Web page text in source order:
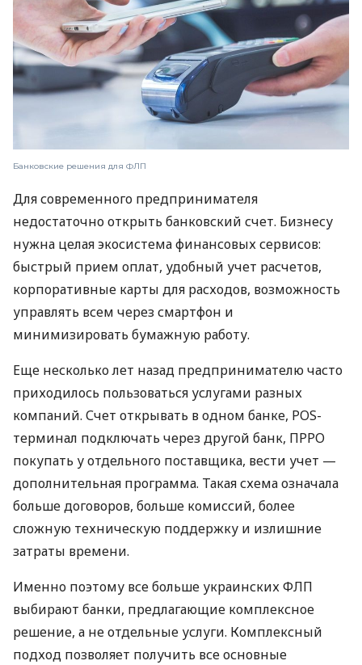
Банковские решения для ФЛП
Для современного предпринимателя
недостаточно открыть банковский счет. Бизнесу
нужна целая экосистема финансовых сервисов:
быстрый прием оплат, удобный учет расчетов,
корпоративные карты для расходов, возможность
управлять всем через смартфон и
минимизировать бумажную работу.
Еще несколько лет назад предпринимателю часто
приходилось пользоваться услугами разных
компаний. Счет открывать в одном банке, POS-
терминал подключать через другой банк, ПРРО
покупать у отдельного поставщика, вести учет —
дополнительная программа. Такая схема означала
больше договоров, больше комиссий, более
сложную техническую поддержку и излишние
затраты времени.
Именно поэтому все больше украинских ФЛП
выбирают банки, предлагающие комплексное
решение, а не отдельные услуги. Комплексный
подход позволяет получить все основные